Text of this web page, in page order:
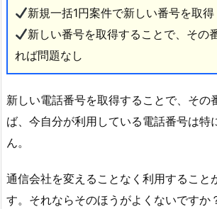
新規一括1円案件で新しい番号を取得
新しい番号を取得することで、その
れば問題なし
新しい電話番号を取得することで、その
ば、今自分が利用している電話番号は特
ん。
通信会社を変えることなく利用すること
す。それならそのほうがよくないですか